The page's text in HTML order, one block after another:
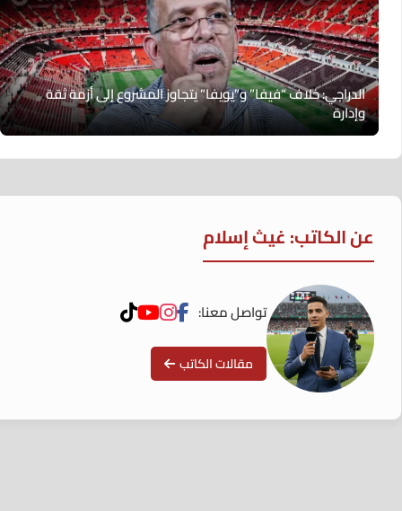
الدراجي: خلاف “فيفا” و”يويفا” يتجاوز المشروع إلى أزمة ثقة
وإدارة
عن الكاتب: غيث إسلام
تواصل معنا:
مقالات الكاتب